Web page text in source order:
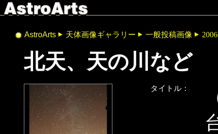
AstroArts 天体画像ギャラリー 一般投稿画像
北天、天の川など
タイトル：